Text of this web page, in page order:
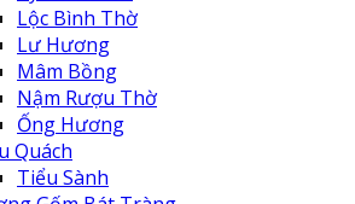
Lộc Bình Thờ
Lư Hương
Mâm Bồng
Nậm Rượu Thờ
Ống Hương
Quách
Tiểu Sành